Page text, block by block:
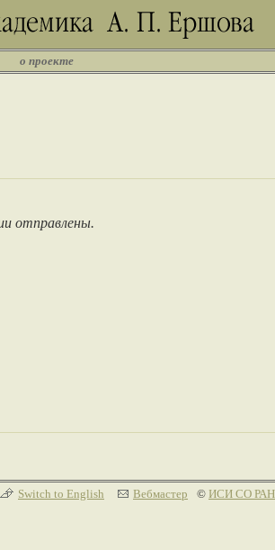
о проекте
отправлены.
Switch to English Вебмастер © ИСИ СО РАН